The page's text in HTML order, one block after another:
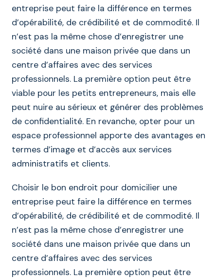
entreprise peut faire la différence en termes
d’opérabilité, de crédibilité et de commodité. Il
n’est pas la même chose d’enregistrer une
société dans une maison privée que dans un
centre d’affaires avec des services
professionnels. La première option peut être
viable pour les petits entrepreneurs, mais elle
peut nuire au sérieux et générer des problèmes
de confidentialité. En revanche, opter pour un
espace professionnel apporte des avantages en
termes d’image et d’accès aux services
administratifs et clients.
Choisir le bon endroit pour domicilier une
entreprise peut faire la différence en termes
d’opérabilité, de crédibilité et de commodité. Il
n’est pas la même chose d’enregistrer une
société dans une maison privée que dans un
centre d’affaires avec des services
professionnels. La première option peut être